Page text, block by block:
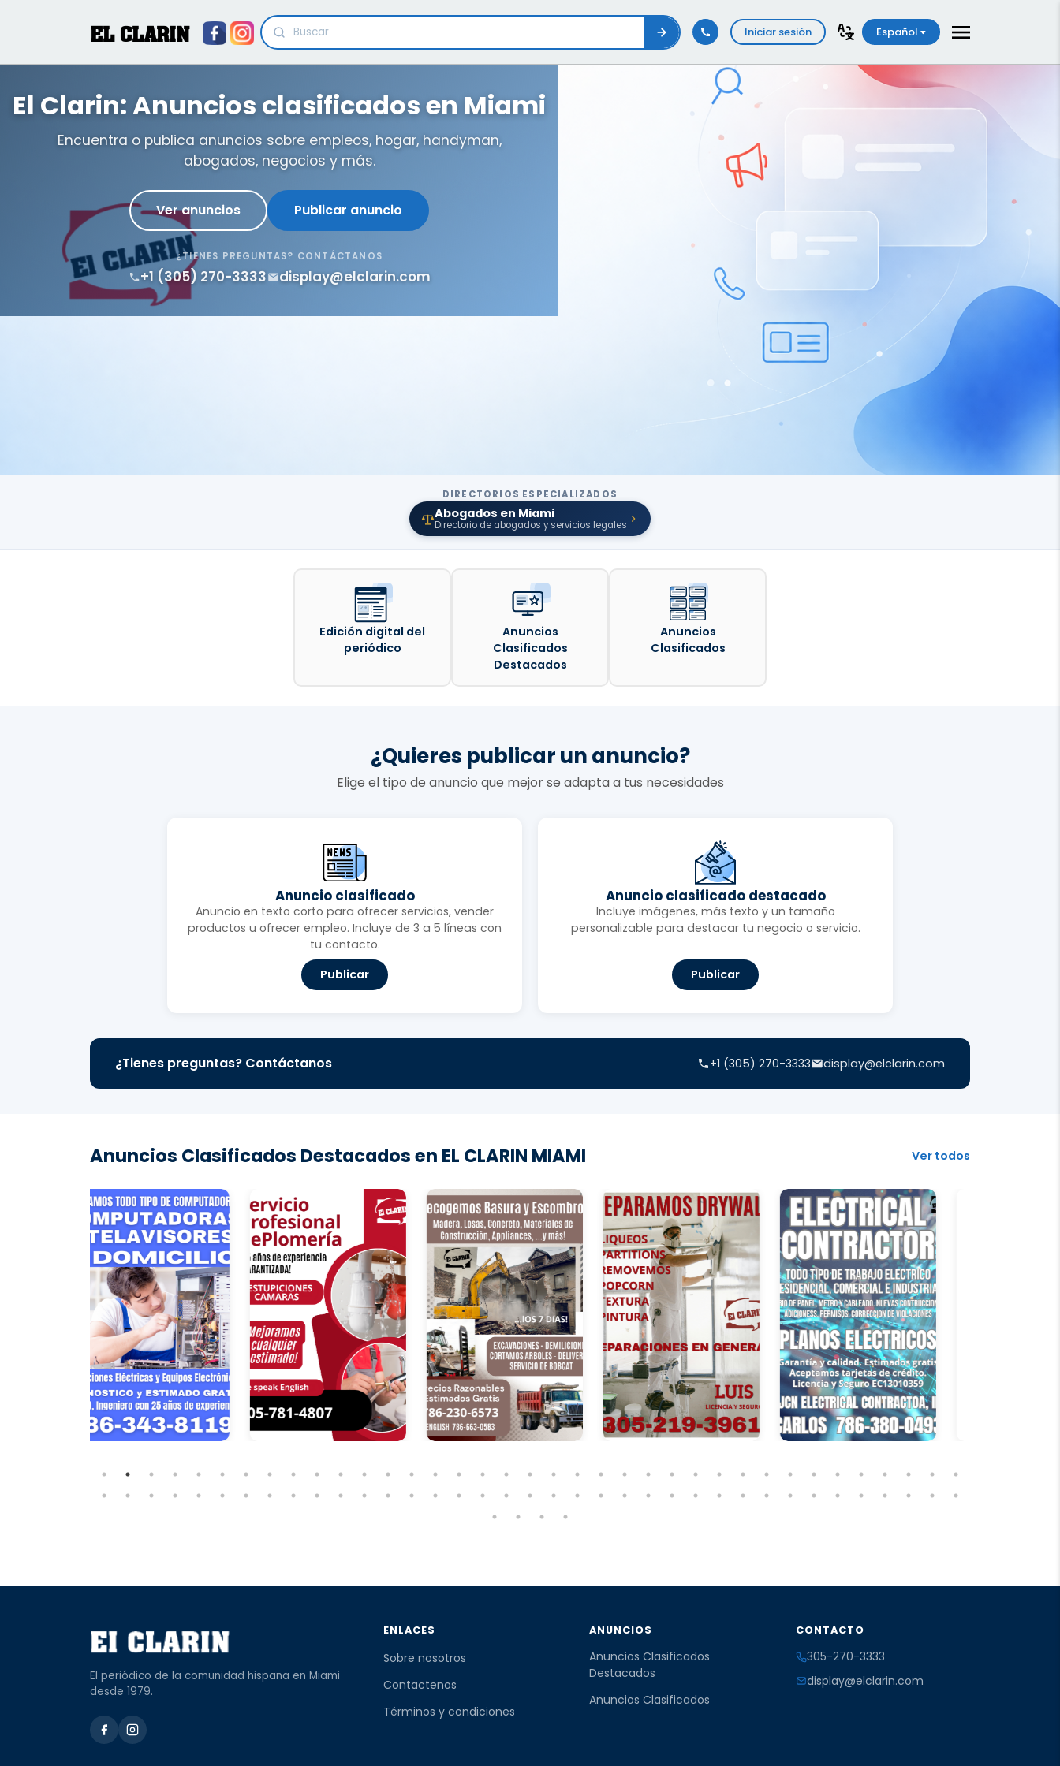
EL CLARIN Iniciar sesión Español
El Clarin: Anuncios clasificados en Miami
Encuentra o publica anuncios sobre empleos, hogar, handyman,
abogados, negocios y más.
Ver anuncios Publicar anuncio
¿TIENES PREGUNTAS? CONTÁCTANOS
+1 (305) 270-3333 display@elclarin.com
DIRECTORIOS ESPECIALIZADOS
Abogados en Miami
Directorio de abogados y servicios legales
Edición digital del
periódico
Anuncios
Clasificados
Destacados
Anuncios
Clasificados
¿Quieres publicar un anuncio?
Elige el tipo de anuncio que mejor se adapta a tus necesidades
Anuncio clasificado
Anuncio en texto corto para ofrecer servicios, vender
productos u ofrecer empleo. Incluye de 3 a 5 líneas con
tu contacto.
Publicar
Anuncio clasificado destacado
Incluye imágenes, más texto y un tamaño
personalizable para destacar tu negocio o servicio.
Publicar
¿Tienes preguntas? Contáctanos +1 (305) 270-3333 display@elclarin.com
Anuncios Clasificados Destacados en EL CLARIN MIAMI Ver todos
El periódico de la comunidad hispana en Miami
desde 1979.
ENLACES
Sobre nosotros
Contactenos
Términos y condiciones
ANUNCIOS
Anuncios Clasificados
Destacados
Anuncios Clasificados
CONTACTO
305-270-3333
display@elclarin.com